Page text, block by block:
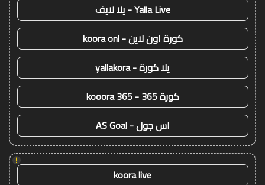
Yalla Live - يلا لايف
كورة اون لاين - koora onl
يلا كورة - yallakora
كورة 365 - kooora 365
اس جول - AS Goal
!
koora live